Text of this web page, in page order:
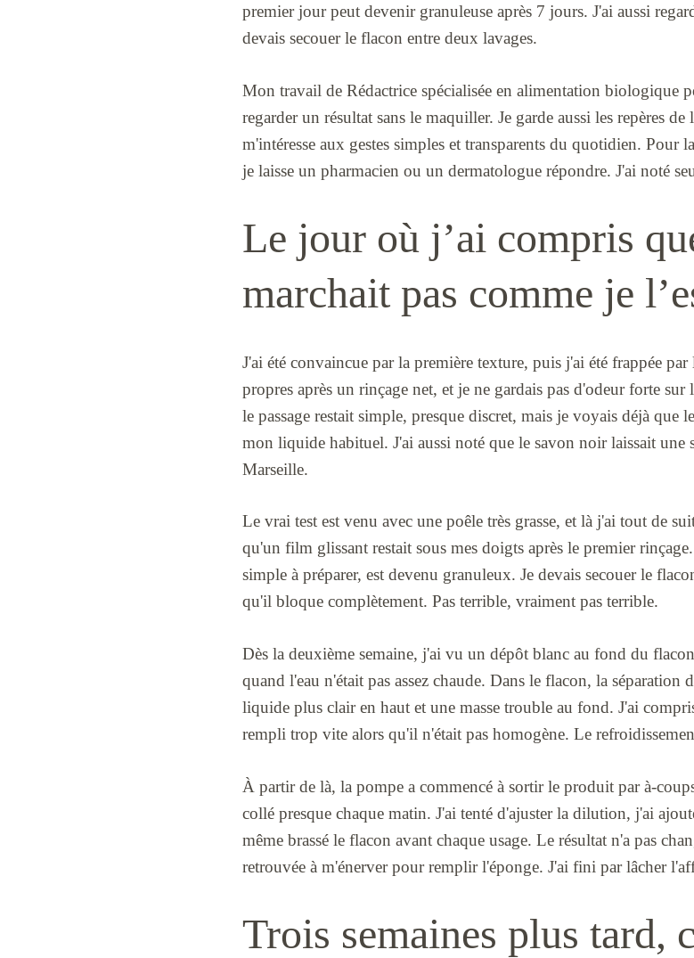
premier jour peut devenir granuleuse après 7 jours. J'ai aussi
devais secouer le flacon entre deux lavages.
Mon travail de Rédactrice spécialisée en alimentation biologique
regarder un résultat sans le maquiller. Je garde aussi les repères
m'intéresse aux gestes simples et transparents du quotidien. Pour
je laisse un pharmacien ou un dermatologue répondre. J'ai noté
Le jour où j’ai compris
marchait pas comme je
J'ai été convaincue par la première texture, puis j'ai été frappée
propres après un rinçage net, et je ne gardais pas d'odeur forte sur
le passage restait simple, presque discret, mais je voyais déjà
mon liquide habituel. J'ai aussi noté que le savon noir laissait une
Marseille.
Le vrai test est venu avec une poêle très grasse, et là j'ai tout de
qu'un film glissant restait sous mes doigts après le premier
simple à préparer, est devenu granuleux. Je devais secouer le
qu'il bloque complètement. Pas terrible, vraiment pas terrible.
Dès la deuxième semaine, j'ai vu un dépôt blanc au fond du
quand l'eau n'était pas assez chaude. Dans le flacon, la
liquide plus clair en haut et une masse trouble au fond. J'ai
rempli trop vite alors qu'il n'était pas homogène. Le
À partir de là, la pompe a commencé à sortir le produit par à-
collé presque chaque matin. J'ai tenté d'ajuster la dilution, j'ai
même brassé le flacon avant chaque usage. Le résultat n'a pas
retrouvée à m'énerver pour remplir l'éponge. J'ai fini par lâcher
Trois semaines plus tard,